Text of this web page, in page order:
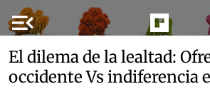
menu_open
El dilema de la lealtad:
occidente Vs indiferencia